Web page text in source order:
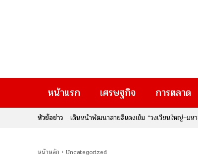
หน้าแรก เศรษฐกิจ การตลาด
หัวข้อข่าวเดินหน้าพัฒนาสายสีแดงเข้ม “วงเวียนใหญ่–มหา
“ล่าม” ภาพยนตร์สร้างจากเรื่องจริงของ “เบ
หน้าหลัก Uncategorized